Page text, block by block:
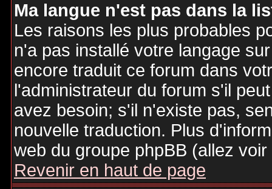
Ma langue n'est pas dans la
Les raisons les plus probables
n'a pas installé votre langage
encore traduit ce forum dans
l'administrateur du forum s'il
avez besoin; s'il n'existe pas,
nouvelle traduction. Plus
web du groupe phpBB (allez
Revenir en haut de page